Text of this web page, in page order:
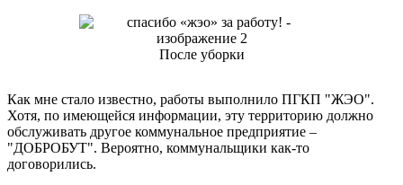
После уборки
Как мне стало известно, работы выполнило ПГКП "ЖЭО".
Хотя, по имеющейся информации, эту территорию должно
обслуживать другое коммунальное предприятие –
"ДОБРОБУТ". Вероятно, коммунальщики как-то
договорились.